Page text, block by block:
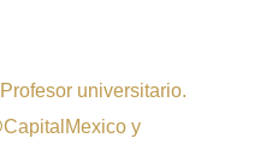
universitario.
y